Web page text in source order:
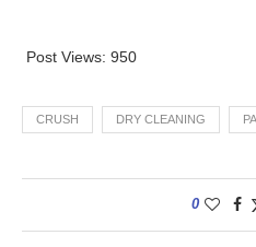
Post Views: 950
CRUSH DRY CLEANING
0